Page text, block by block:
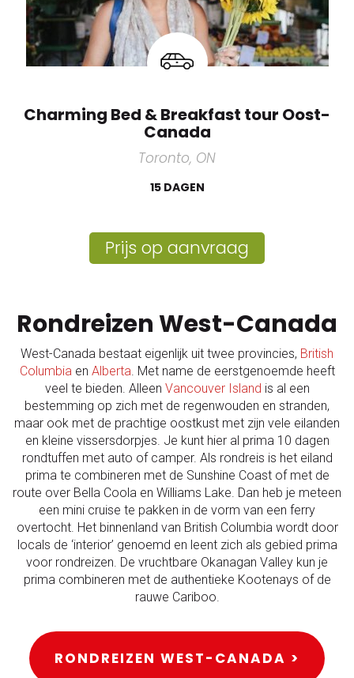
Charming Bed & Breakfast tour Oost-
Canada
Toronto, ON
15 DAGEN
Prijs op aanvraag
Rondreizen West-Canada
West-Canada bestaat eigenlijk uit twee provincies, British
Columbiaen Alberta. Met name de eerstgenoemde heeft
veel te bieden. Alleen Vancouver Island is al een
bestemming op zich met de regenwouden en stranden,
maar ook met de prachtige oostkust met zijn vele eilanden
en kleine vissersdorpjes. Je kunt hier al prima 10 dagen
rondtuffen met auto of camper. Als rondreis is het eiland
prima te combineren met de Sunshine Coast of met de
route over Bella Coola en Williams Lake. Dan heb je meteen
een mini cruise te pakken in de vorm van een ferry
overtocht. Het binnenland van British Columbia wordt door
locals de ‘interior’ genoemd en leent zich als gebied prima
voor rondreizen. De vruchtbare Okanagan Valley kun je
prima combineren met de authentieke Kootenays of de
rauwe Cariboo.
RONDREIZEN WEST-CANADA >